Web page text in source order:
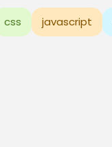
css javascript